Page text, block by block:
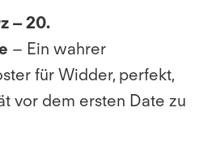
– 20.
– Ein wahrer
für Widder, perfekt,
vor dem ersten Date zu